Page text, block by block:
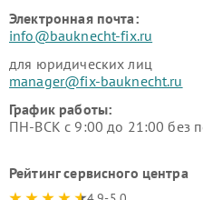
Электронная почта:
info@bauknecht-fix.ru
для юридических лиц
manager@fix-bauknecht.ru
График работы:
ПН-ВСК с 9:00 до 21:00 без
Рейтинг сервисного центра